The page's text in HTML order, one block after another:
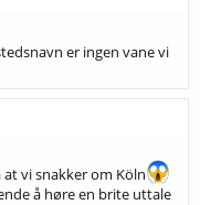
er ingen vane vi
vi snakker om Köln
å høre en brite uttale